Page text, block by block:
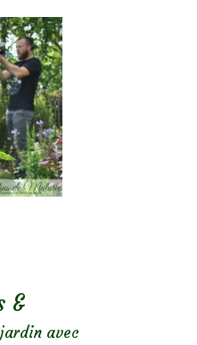
&
avec